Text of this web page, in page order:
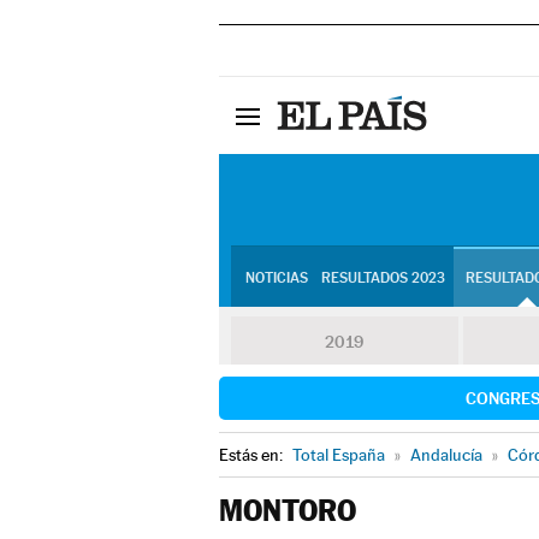
NOTICIAS RESULTADOS 2023
2019
Estás en: Total España » Andalucía »
MONTORO